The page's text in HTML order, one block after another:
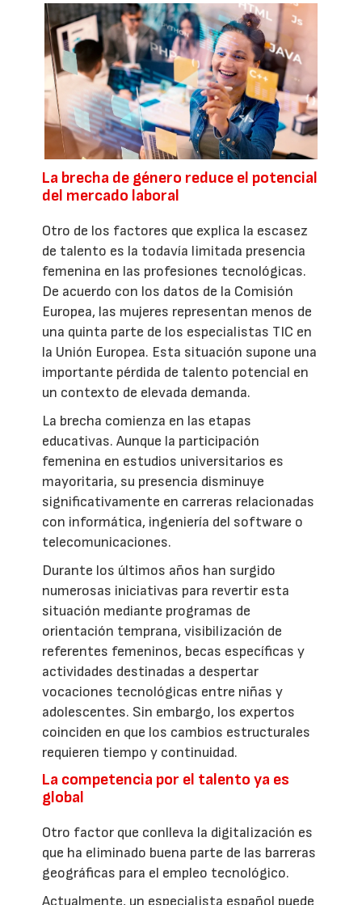
La brecha de género reduce el potencial
del mercado laboral
Otro de los factores que explica la escasez
de talento es la todavía limitada presencia
femenina en las profesiones tecnológicas.
De acuerdo con los datos de la Comisión
Europea, las mujeres representan menos de
una quinta parte de los especialistas TIC en
la Unión Europea. Esta situación supone una
importante pérdida de talento potencial en
un contexto de elevada demanda.
La brecha comienza en las etapas
educativas. Aunque la participación
femenina en estudios universitarios es
mayoritaria, su presencia disminuye
significativamente en carreras relacionadas
con informática, ingeniería del software o
telecomunicaciones.
Durante los últimos años han surgido
numerosas iniciativas para revertir esta
situación mediante programas de
orientación temprana, visibilización de
referentes femeninos, becas específicas y
actividades destinadas a despertar
vocaciones tecnológicas entre niñas y
adolescentes. Sin embargo, los expertos
coinciden en que los cambios estructurales
requieren tiempo y continuidad.
La competencia por el talento ya es
global
Otro factor que conlleva la digitalización es
que ha eliminado buena parte de las barreras
geográficas para el empleo tecnológico.
Actualmente, un especialista español puede